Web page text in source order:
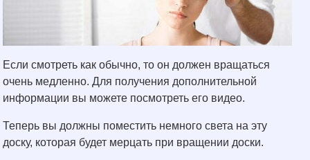
Если смотреть как обычно, то он должен вращаться
очень медленно. Для получения дополнительной
информации вы можете посмотреть его видео.
Теперь вы должны поместить немного света на эту
доску, которая будет мерцать при вращении доски.